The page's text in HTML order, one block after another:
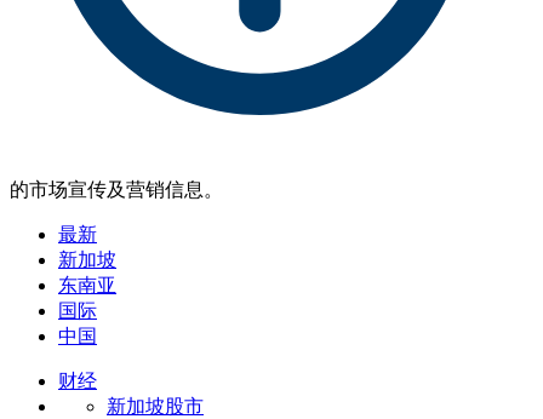
的市场宣传及营销信息。
最新
新加坡
东南亚
国际
中国
财经
新加坡股市